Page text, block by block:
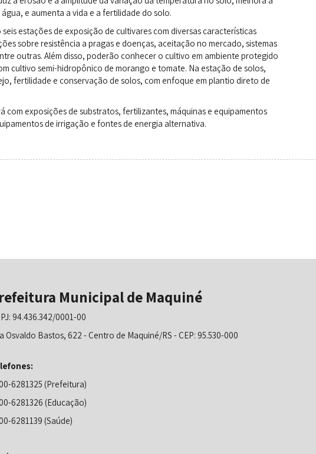
e aumenta a vida e a fertilidade do solo.
estações de exposição de cultivares com diversas características
sobre resistência a pragas e doenças, aceitação no mercado, sistemas
outras. Além disso, poderão conhecer o cultivo em ambiente protegido
cultivo semi-hidropônico de morango e tomate. Na estação de solos,
fertilidade e conservação de solos, com enfoque em plantio direto de
com exposições de substratos, fertilizantes, máquinas e equipamentos
de irrigação e fontes de energia alternativa.
Municipal de Maquiné
94.436.342/0001-00
Osvaldo Bastos, 622 - Centro de Maquiné/RS - CEP: 95.530-000
6281325 (Prefeitura)
6281326 (Educação)
6281139 (Saúde)